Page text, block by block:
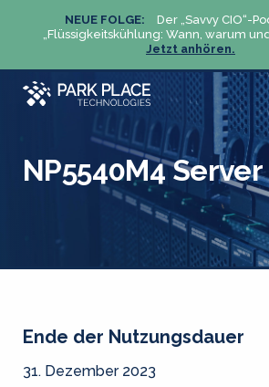
NEUE FOLGE:
Der „Savvy CIO“-
„Flüssigkeitskühlung: Wann, warum
Jetzt anhören.
NP5540M4 Server
Ende der Nutzungsdauer
31. Dezember 2023